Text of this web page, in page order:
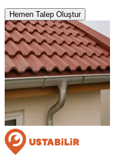
Hemen Talep Oluştur